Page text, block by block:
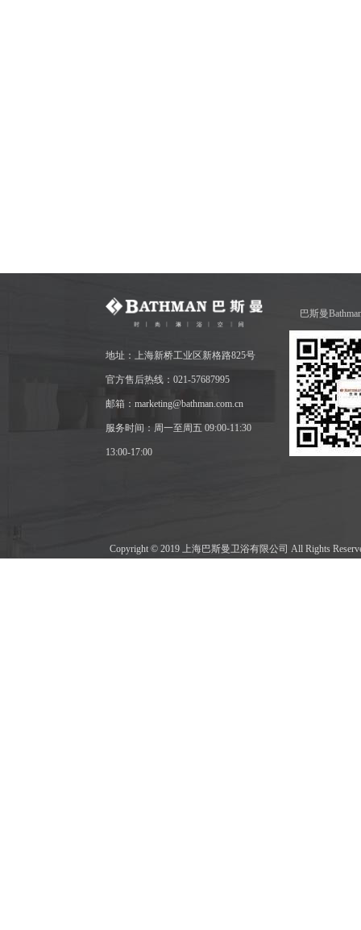
地址：上海新桥工业区新格路825号
官方售后热线：021-57687995
邮箱：marketing@bathman.com.cn
服务时间：周一至周五 09:00-11:30
13:00-17:00
巴斯曼
Copyright © 2019 上海巴斯曼卫浴有限公司 All Rights